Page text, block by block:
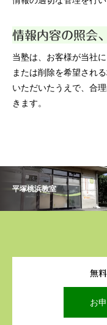
情報内容の照会
当塾は、お客様が当社
または削除を希望され
いただいたうえで、合
きます。
平塚桃浜教室
無
お